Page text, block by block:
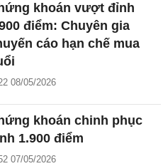
khoán vượt đỉnh
điểm: Chuyên gia
cáo hạn chế mua
08/05/2026
khoán chinh phục
1.900 điểm
07/05/2026